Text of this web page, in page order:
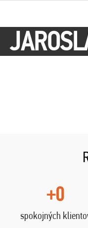
+0
spokojných